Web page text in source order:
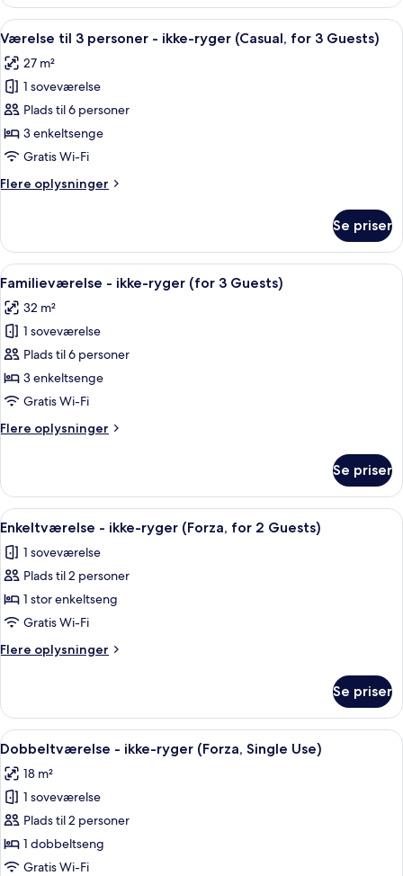
(for
2
Guests)
med
2
ikke-
ryger
(for
2
Guests)
Indlæs
alle
billeder
af
Værelse
til
3
-
(Casual,
for
3
Guests)
Et hotelværelse med en stor seng,
8
Værelse til 3 personer - ikke-ryger (Casual, for 3 Guests)
27 m²
1 soveværelse
Plads til 6 personer
3 enkeltsenge
Gratis Wi-Fi
Flere oplysninger
Flere
til
personer
ikke-
ryger
(Casual,
for
3
Guests)
Se priser
Indlæs
alle
billeder
af
Familieværelse
-
ikke-
(for
Et hotelværelse med to senge, et
13
Familieværelse - ikke-ryger (for 3 Guests)
32 m²
1 soveværelse
Plads til 6 personer
3 enkeltsenge
Gratis Wi-Fi
Flere oplysninger
Flere
-
ikke-
ryger
3
Guests)
Se priser
Indlæs
alle
billeder
af
Enkeltværelse
-
ikke-
ryger
for
Guests)
Et hotelværelse med en seng, et
4
Enkeltværelse - ikke-ryger (Forza, for 2 Guests)
1 soveværelse
Plads til 2 personer
1 stor enkeltseng
Gratis Wi-Fi
Flere oplysninger
Flere
-
ikke-
ryger
for
2
Guests)
Se priser
Indlæs
alle
billeder
af
Dobbeltværelse
-
ikke-
Et hotelværelse med seng, natbord,
6
Dobbeltværelse - ikke-ryger (Forza, Single Use)
18 m²
1 soveværelse
Plads til 2 personer
1 dobbeltseng
Gratis Wi-Fi